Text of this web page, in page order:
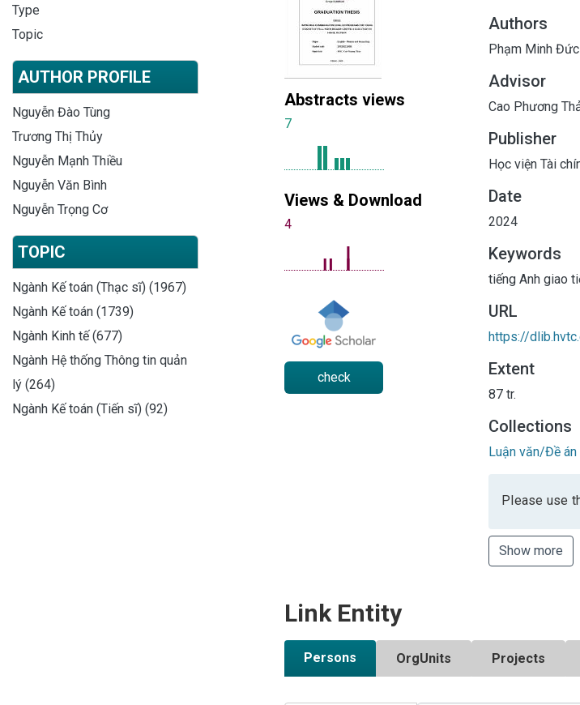
Type
Topic
AUTHOR PROFILE
Nguyễn Đào Tùng
Trương Thị Thủy
Nguyễn Mạnh Thiều
Nguyễn Văn Bình
Nguyễn Trọng Cơ
TOPIC
Ngành Kế toán (Thạc sĩ) (1967)
Ngành Kế toán (1739)
Ngành Kinh tế (677)
Ngành Hệ thống Thông tin quản
lý (264)
Ngành Kế toán (Tiến sĩ) (92)
Abstracts views
7
Views & Download
4
check
Authors
Phạm Minh Đức
Advisor
Cao Phương
Publisher
Học viện Tài
Date
2024
Keywords
tiếng Anh giao
URL
https://
Extent
87 tr.
Collections
Luận văn/Đề
Please use
Show more
Link Entity
Persons OrgUnits Projects